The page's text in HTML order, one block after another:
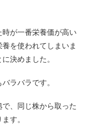
が一番栄養価が高い
を使われてしまいま
決めました。
ラバラです。
、同じ株から取った
す。